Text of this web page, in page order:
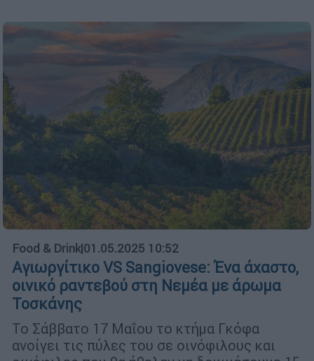
Food & Drink|01.05.2025 10:52
Αγιωργίτικο VS Sangiovese: Ένα άχαστο,
οινικό ραντεβού στη Νεμέα με άρωμα
Τοσκάνης
Το Σάββατο 17 Μαΐου το κτήμα Γκόφα
ανοίγει τις πύλες του σε οινόφιλους και